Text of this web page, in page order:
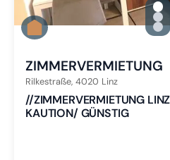
ZIMMERVERMIETUNG
Rilkestraße, 4020 Linz
//ZIMMERVERMIETUNG
KAUTION/ GÜNSTIG